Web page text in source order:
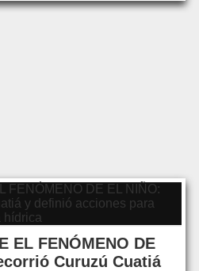
EL FENÓMENO DE
Curuzú Cuatiá